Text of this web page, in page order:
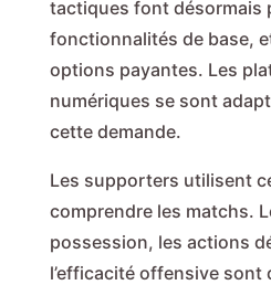
tactiques font désormais
fonctionnalités de base,
options payantes. Les
numériques se sont
cette demande.
Les supporters utilisent
comprendre les matchs.
possession, les actions
l’efficacité offensive sont